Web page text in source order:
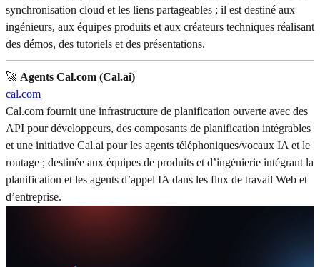
synchronisation cloud et les liens partageables ; il est destiné aux
ingénieurs, aux équipes produits et aux créateurs techniques réalisant
des démos, des tutoriels et des présentations.
🚀 Agents Cal.com (Cal.ai)
cal.com
Cal.com fournit une infrastructure de planification ouverte avec des
API pour développeurs, des composants de planification intégrables
et une initiative Cal.ai pour les agents téléphoniques/vocaux IA et le
routage ; destinée aux équipes de produits et d’ingénierie intégrant la
planification et les agents d’appel IA dans les flux de travail Web et
d’entreprise.